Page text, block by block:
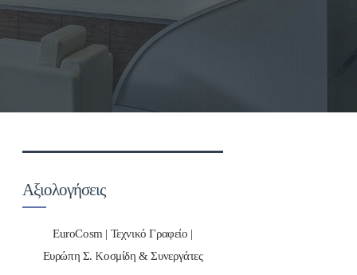
Αξιολογήσεις
EuroCosm | Τεχνικό Γραφείο |
Ευρώπη Σ. Κοσμίδη & Συνεργάτες